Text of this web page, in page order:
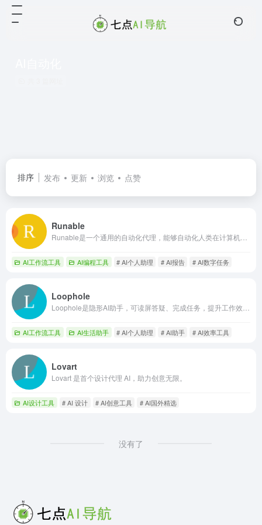
排序 发布 更新 浏览 点赞
Runable
AI工作流工具 AI编程工具 # AI个人助理 # AI报告 # AI数字任务
Loophole
AI工作流工具 AI生活助手 # AI个人助理 # AI助手 # AI效率工具
Lovart
Lovart 是首个设计代理 AI，助力创意无限。
AI设计工具 # AI 设计 # AI创意工具 # AI国外精选
没有了